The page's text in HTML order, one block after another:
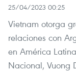
25/04/2023 00:25
Vietnam otorga
relaciones con
en América
Nacional, Vuong